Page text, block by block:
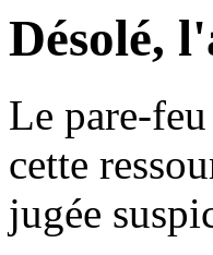
Désolé,
Le pare-
cette
jugée